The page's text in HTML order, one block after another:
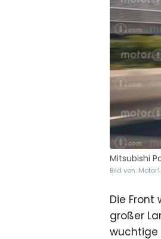
Mitsubishi
Bild von:
Die Front
großer
wuchtige